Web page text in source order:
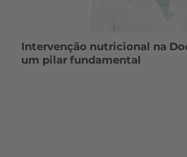
Intervenção nutricional na
um pilar fundamental